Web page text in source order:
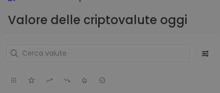
Valore delle criptovalute oggi